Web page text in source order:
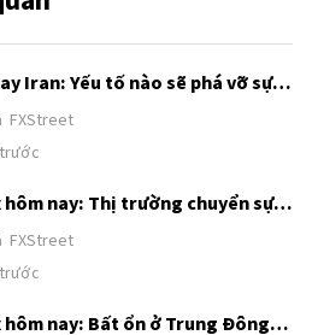
Iran: Yếu tố nào sẽ phá vỡ sự
của Chỉ số đô la Mỹ?
FXStreet
hôm nay: Thị trường chuyển sự
Trung Đông sang Bảng lương
nghiệp của Mỹ
FXStreet
hôm nay: Bất ổn ở Trung Đông